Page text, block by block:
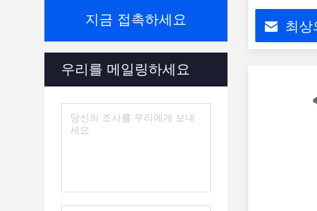
지금 접촉하세요
우리를 메일링하세요
최상